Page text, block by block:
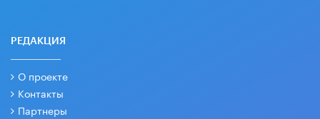
РЕДАКЦИЯ
О проекте
Контакты
Партнеры